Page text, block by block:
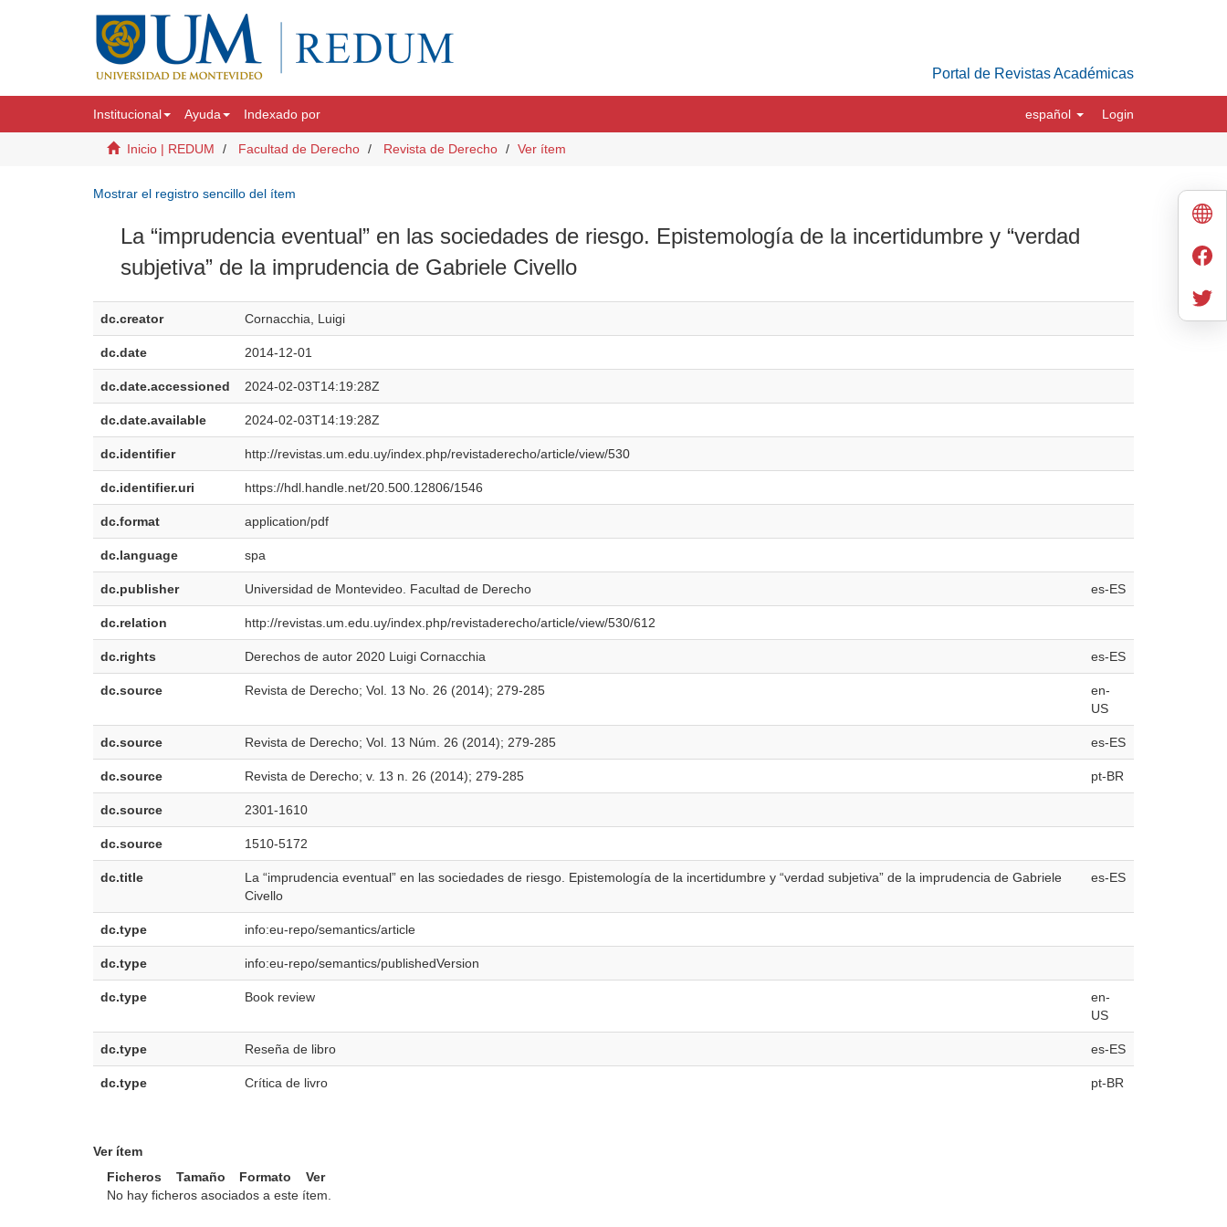
Portal de Revistas Académicas
Institucional Ayuda Indexado por español Login
Inicio | REDUM Facultad de Derecho Revista de Derecho Ver ítem
Mostrar el registro sencillo del ítem
La “imprudencia eventual” en las sociedades de riesgo. Epistemología de la incertidumbre y “verdad
subjetiva” de la imprudencia de Gabriele Civello
dc.creator Cornacchia, Luigi
dc.date 2014-12-01
dc.date.accessioned 2024-02-03T14:19:28Z
dc.date.available 2024-02-03T14:19:28Z
dc.identifier http://revistas.um.edu.uy/index.php/revistaderecho/article/view/530
dc.identifier.uri https://hdl.handle.net/20.500.12806/1546
dc.format application/pdf
dc.language spa
dc.publisher Universidad de Montevideo. Facultad de Derecho es-ES
dc.relation http://revistas.um.edu.uy/index.php/revistaderecho/article/view/530/612
dc.rights Derechos de autor 2020 Luigi Cornacchia es-ES
dc.source Revista de Derecho; Vol. 13 No. 26 (2014); 279-285
en-
US
dc.source Revista de Derecho; Vol. 13 Núm. 26 (2014); 279-285 es-ES
dc.source Revista de Derecho; v. 13 n. 26 (2014); 279-285 pt-BR
dc.source 2301-1610
dc.source 1510-5172
dc.title
La “imprudencia eventual” en las sociedades de riesgo. Epistemología de la incertidumbre y “verdad subjetiva” de la imprudencia de Gabriele
Civello
es-ES
dc.type info:eu-repo/semantics/article
dc.type info:eu-repo/semantics/publishedVersion
dc.type Book review
en-
US
dc.type Reseña de libro es-ES
dc.type Crítica de livro pt-BR
Ver ítem
Ficheros
Tamaño Formato
Ver
No hay ficheros asociados a este ítem.